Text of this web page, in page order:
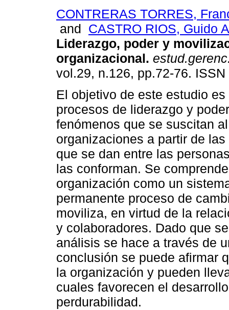
CONTRERAS TORRES,
and CASTRO RIOS, Guido
Liderazgo, poder y
organizacional.
vol.29, n.126, pp.72-76.
El objetivo de este estudio
procesos de liderazgo y
fenómenos que se suscitan
organizaciones a partir de
que se dan entre las
las conforman. Se
organización como un
permanente proceso de
moviliza, en virtud de la
y colaboradores. Dado que
análisis se hace a través de
conclusión se puede afirmar
la organización y pueden
cuales favorecen el
perdurabilidad.